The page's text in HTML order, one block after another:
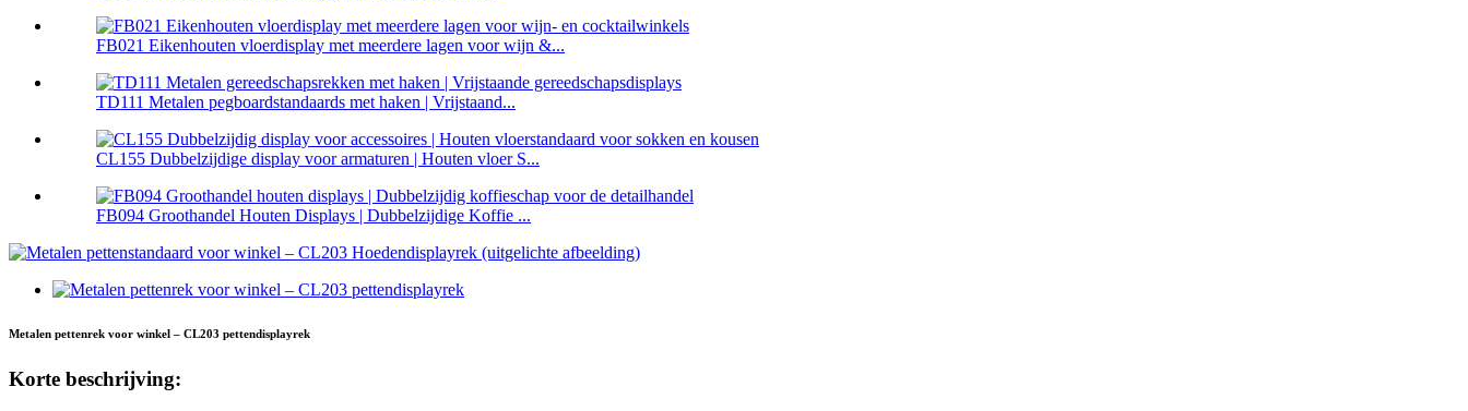
FB021 Eikenhouten vloerdisplay met meerdere lagen voor wijn &...
TD111 Metalen pegboardstandaards met haken | Vrijstaand...
CL155 Dubbelzijdige display voor armaturen | Houten vloer S...
FB094 Groothandel Houten Displays | Dubbelzijdige Koffie ...
Metalen pettenrek voor winkel – CL203 pettendisplayrek
Korte beschrijving: